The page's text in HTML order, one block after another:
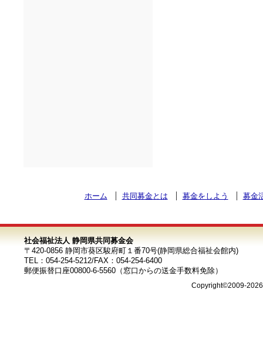
ホーム 共同募金とは 募金をしよう 募金
社会福祉法人 静岡県共同募金会
〒420-0856 静岡市葵区駿府町１番70号(静岡県総合福祉会館内)
TEL：054-254-5212/FAX：054-254-6400
郵便振替口座00800-6-5560（窓口からの送金手数料免除）
Copyright©2009-